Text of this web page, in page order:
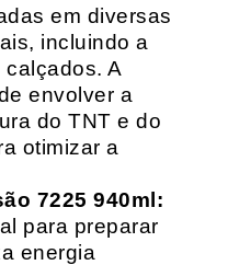
em diversas
incluindo a
A
envolver a
do TNT e do
otimizar a
7225 940ml:
para preparar
energia